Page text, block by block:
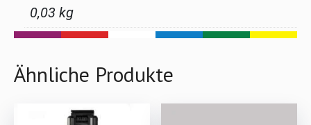
0,03 kg
Ähnliche Produkte